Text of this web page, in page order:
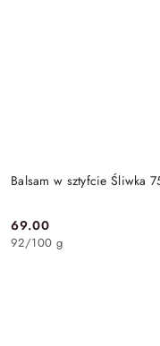
Balsam w sztyfcie Śliwka
Cena:
69.00
92/100 g